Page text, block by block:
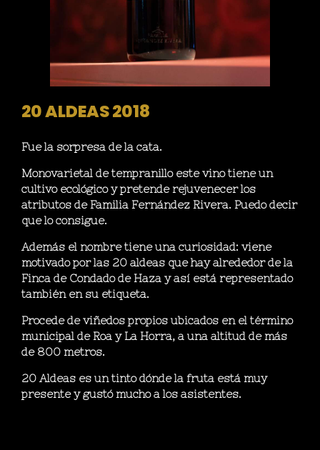
20 ALDEAS 2018
Fue la sorpresa de la cata.
Monovarietal de tempranillo este vino tiene un
cultivo ecológico y pretende rejuvenecer los
atributos de Familia Fernández Rivera. Puedo decir
que lo consigue.
Además el nombre tiene una curiosidad: viene
motivado por las 20 aldeas que hay alrededor de la
Finca de Condado de Haza y así está representado
también en su etiqueta.
Procede de viñedos propios ubicados en el término
municipal de Roa y La Horra, a una altitud de más
de 800 metros.
20 Aldeas es un tinto dónde la fruta está muy
presente y gustó mucho a los asistentes.